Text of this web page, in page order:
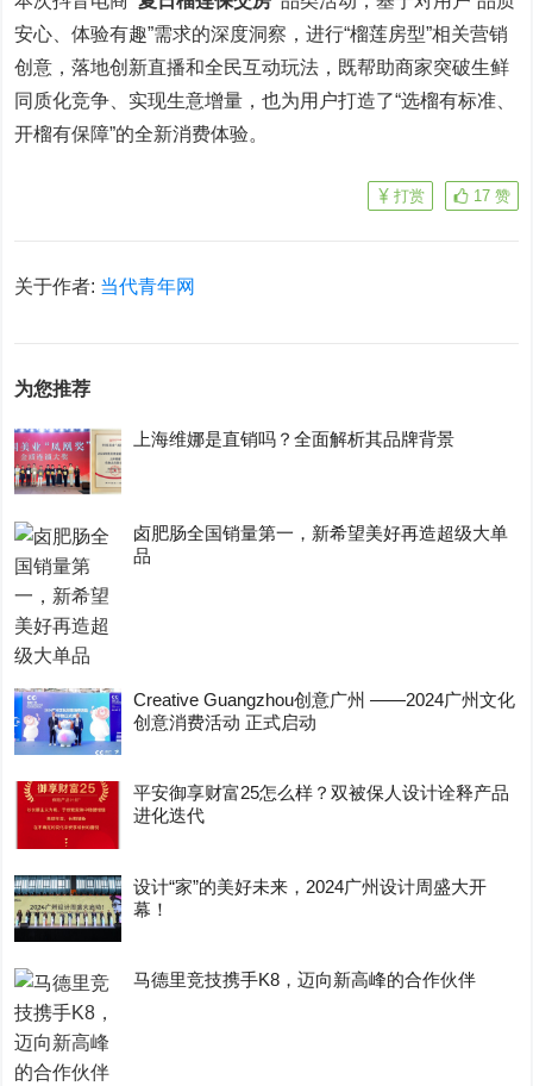
安心、体验有趣”需求的深度洞察，进行“榴莲房型”相关营销
创意，落地创新直播和全民互动玩法，既帮助商家突破生鲜
同质化竞争、实现生意增量，也为用户打造了“选榴有标准、
开榴有保障”的全新消费体验。
17 赞
打赏
关于作者: 当代青年网
为您推荐
上海维娜是直销吗？全面解析其品牌背景
卤肥肠全国销量第一，新希望美好再造超级大单
品
Creative Guangzhou创意广州 ——2024广州文化
创意消费活动 正式启动
平安御享财富25怎么样？双被保人设计诠释产品
进化迭代
设计“家”的美好未来，2024广州设计周盛大开
幕！
马德里竞技携手K8，迈向新高峰的合作伙伴